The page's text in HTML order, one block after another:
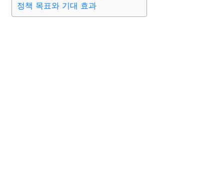
정책 목표와 기대 효과